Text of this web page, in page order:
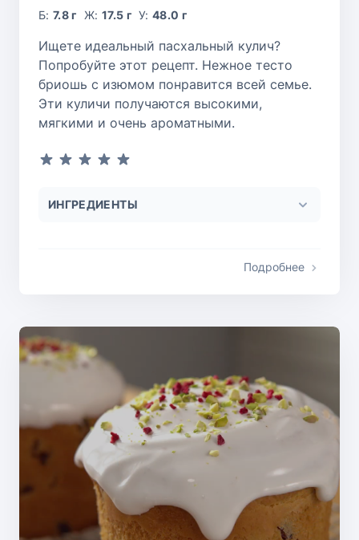
Б:7.8 г Ж: 17.5 г У:48.0 г
Ищете идеальный пасхальный кулич?
Попробуйте этот рецепт. Нежное тесто
бриошь с изюмом понравится всей семье.
Эти куличи получаются высокими,
мягкими и очень ароматными.
ИНГРЕДИЕНТЫ
Подробнее